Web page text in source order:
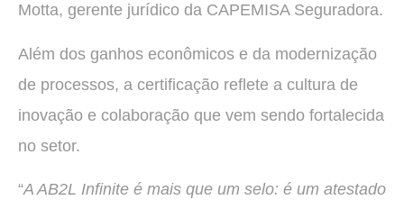
Motta, gerente jurídico da CAPEMISA Seguradora.
Além dos ganhos econômicos e da modernização
de processos, a certificação reflete a cultura de
inovação e colaboração que vem sendo fortalecida
no setor.
“A AB2L Infinite é mais que um selo: é um atestado